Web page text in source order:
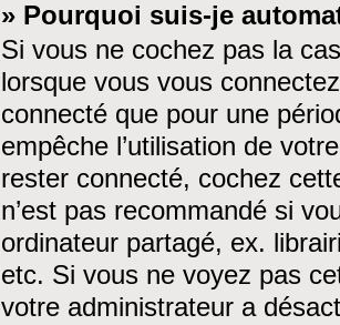
» Pourquoi suis-je
Si vous ne cochez pas la
lorsque vous vous
connecté que pour une
empêche l’utilisation de
rester connecté, cochez
n’est pas recommandé si
ordinateur partagé, ex.
etc. Si vous ne voyez pas
votre administrateur a